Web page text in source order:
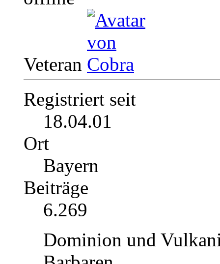
Veteran
Registriert seit
18.04.01
Ort
Bayern
Beiträge
6.269
Dominion und